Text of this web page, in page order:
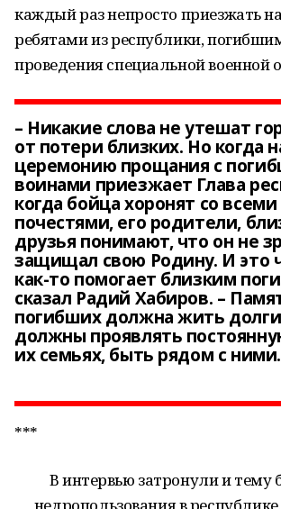
каждый раз непросто приезжать
ребятами из республики,
проведения специальной военной
– Никакие слова не утешат
от потери близких. Но когда
церемонию прощания с
воинами приезжает Глава
когда бойца хоронят со
почестями, его родители,
друзья понимают, что он не
защищал свою Родину. И это
как-то помогает близким
сказал Радий Хабиров. –
погибших должна жить
должны проявлять
их семьях, быть рядом с ними.
***
В интервью затронули и тему